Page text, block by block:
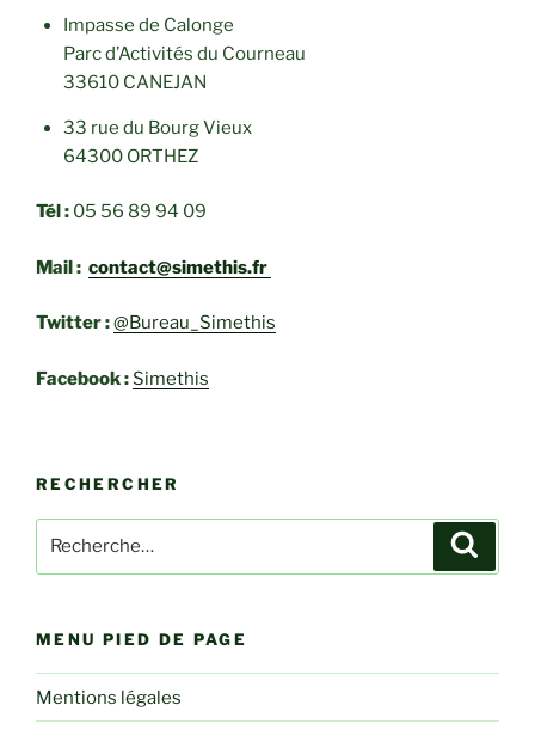
Impasse de Calonge
Parc d’Activités du Courneau
33610 CANEJAN
33 rue du Bourg Vieux
64300 ORTHEZ
Tél : 05 56 89 94 09
Mail : contact@simethis.fr
Twitter :@Bureau_Simethis
Facebook : Simethis
RECHERCHER
pour
MENU PIED DE PAGE
Mentions légales